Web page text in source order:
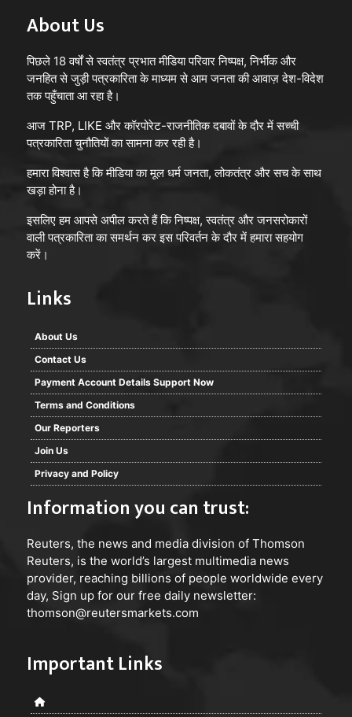
संगठन की मजबूती और एकजुटता का संकल्प
सम्मेलन में मौजूद अन्य वक्ताओं ने भी पत्रकारिता के वर्तमान स्वरूप,
के बढ़ते हस्तक्षेप जैसे विषयों पर अपने विचार साझा किए। कार्यक्रम
संगठन को मजबूत बनाने का संकल्प लिया।
पत्रकार हुए सम्मानित
कार्यक्रम के अंतिम चरण में सम्मेलन में उपस्थित जिला स्तरीय
पत्रकार और पड़ोसी देश नेपाल के पत्रकारों को उपहार, अंगवस्त्र एवं
अतिथियों, पत्रकारों और प्रतिभागियों के प्रति आभार व्यक्त किया।
कार्यक्रम को सफल बनाने में सरायगढ़-भपटियाही के समस्त
पत्रकारों का अहम योगदान रहा। कार्यक्रम का सफल संचालन
About Us
पिछले 18 वर्षों से स्वतंत्र प्रभात मीडिया परिवार निष्पक्ष, निर्भीक और
जनहित से जुड़ी पत्रकारिता के माध्यम से आम जनता की आवाज़ देश-विदेश
तक पहुँचाता आ रहा है।
आज TRP, LIKE और कॉरपोरेट-राजनीतिक दबावों के दौर में सच्ची
पत्रकारिता चुनौतियों का सामना कर रही है।
हमारा विश्वास है कि मीडिया का मूल धर्म जनता, लोकतंत्र और सच के साथ
खड़ा होना है।
इसलिए हम आपसे अपील करते हैं कि निष्पक्ष, स्वतंत्र और जनसरोकारों
वाली पत्रकारिता का समर्थन कर इस परिवर्तन के दौर में हमारा सहयोग
करें।
Links
About Us
Contact Us
Payment Account Details Support Now
Terms and Conditions
Our Reporters
Join Us
Privacy and Policy
Information you can trust:
Reuters, the news and media division of Thomson
Reuters, is the world’s largest multimedia news
provider, reaching billions of people worldwide every
day, Sign up for our free daily newsletter:
thomson@reutersmarkets.com
Important Links